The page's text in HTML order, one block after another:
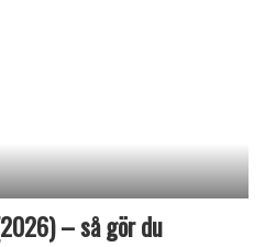
– så gör du